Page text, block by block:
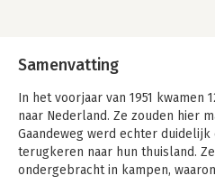
Samenvatting
In het voorjaar van 1951 kwamen
naar Nederland. Ze zouden hier
Gaandeweg werd echter duidelijk
terugkeren naar hun thuisland.
ondergebracht in kampen,